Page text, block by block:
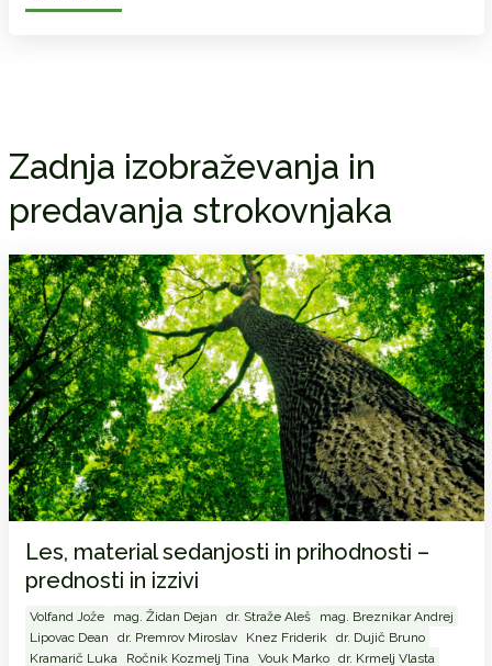
Zadnja izobraževanja in
predavanja strokovnjaka
Les, material sedanjosti in prihodnosti –
prednosti in izzivi
Volfand Jože mag. Židan Dejan dr. Straže Aleš
mag. Breznikar Andrej
Lipovac Dean
dr. Premrov Miroslav Knez Friderik
dr. Dujič Bruno
Kramarič Luka
Ročnik Kozmelj Tina Vouk Marko
dr. Krmelj Vlasta